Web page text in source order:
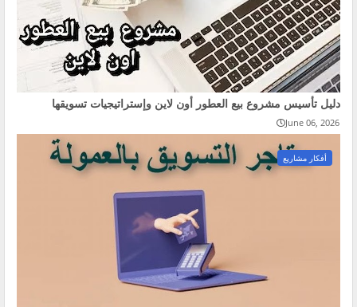
دليل تأسيس مشروع بيع العطور أون لاين وإستراتيجيات تسويقها
June 06, 2026
أفكار مشاريع